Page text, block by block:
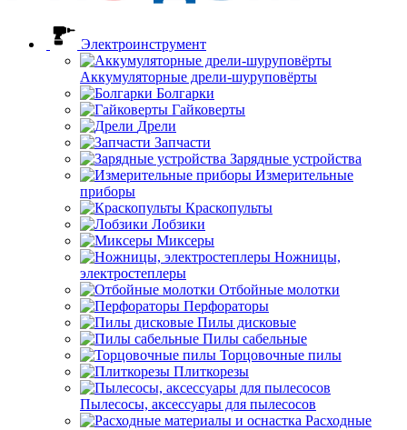
Электроинструмент
Аккумуляторные дрели-шуруповёрты
Болгарки
Гайковерты
Дрели
Запчасти
Зарядные устройства
Измерительные
приборы
Краскопульты
Лобзики
Миксеры
Ножницы,
электростеплеры
Отбойные молотки
Перфораторы
Пилы дисковые
Пилы сабельные
Торцовочные пилы
Плиткорезы
Пылесосы, аксессуары для пылесосов
Расходные